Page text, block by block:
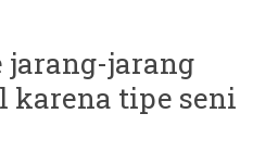
jarang-jarang
karena tipe seni